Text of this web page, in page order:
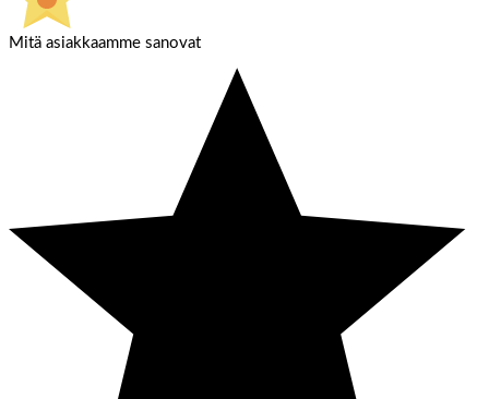
Mitä asiakkaamme sanovat